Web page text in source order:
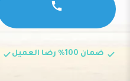
ضمان 100% رضا العميل